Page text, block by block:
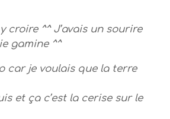
croire ^^ J’avais un sourire
gamine ^^
car je voulais que la terre
et ça c’est la cerise sur le